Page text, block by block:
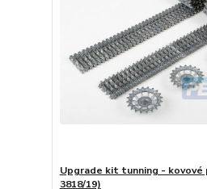
Upgrade kit tunning - kovové
3818/19)